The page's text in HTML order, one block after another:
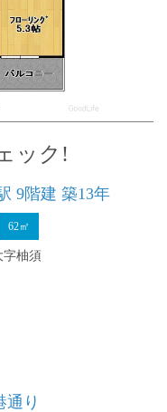
ック!
9階建 築13年
62㎡
字柚須
通り